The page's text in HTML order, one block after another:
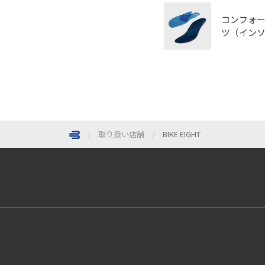
コンフォ
ツ（インソ
取り扱い店舗 BIKE EIGHT
ページトップへ